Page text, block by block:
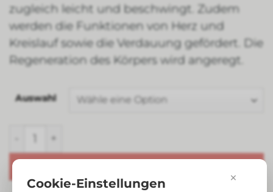
zugleich leicht und beschwingt. Zudem
werden die Funktionen von Herz und
Kreislauf sowie die Verdauung gefördert. Die
Regeneration des Körpers wird angeregt.
Auswahl
Qi Gong Kurs für und nach der
×
Cookie-Einstellungen